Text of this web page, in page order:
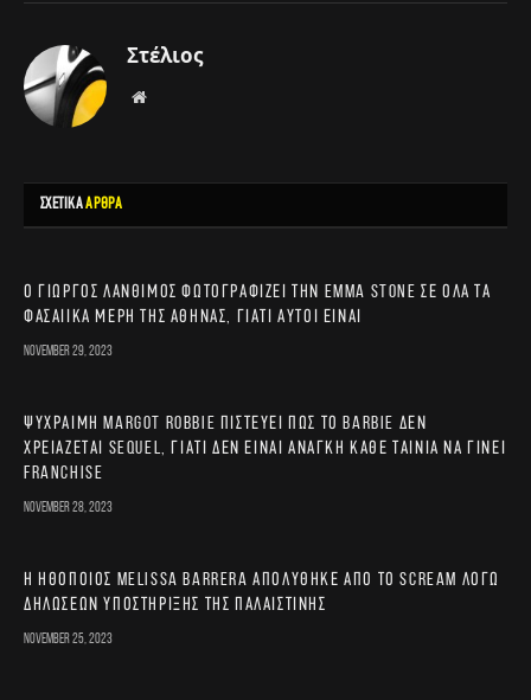
Στέλιος
Website
ΣΧΕΤΙΚΑΑΡΘΡΑ
Ο Γιώργος Λάνθιμος φωτογραφίζει την Emma Stone σε όλα τα
φασαίικα μέρη της Αθήνας, γιατί αυτοί είναι
November 29, 2023
Ψύχραιμη Margot Robbie πιστεύει πως το Barbie δεν
χρειάζεται sequel, γιατί δεν είναι ανάγκη κάθε ταινία να γίνει
franchise
November 28, 2023
Η ηθοποιός Melissa Barrera απολύθηκε από το Scream λόγω
δηλώσεων υποστήριξης της Παλαιστίνης
November 25, 2023